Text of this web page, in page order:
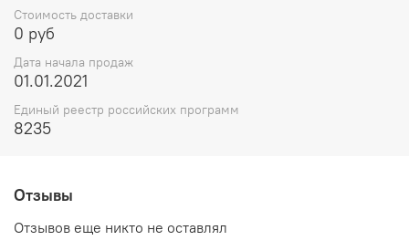
Стоимость доставки
0 руб
Дата начала продаж
01.01.2021
Единый реестр российских программ
8235
Отзывы
Отзывов еще никто не оставлял